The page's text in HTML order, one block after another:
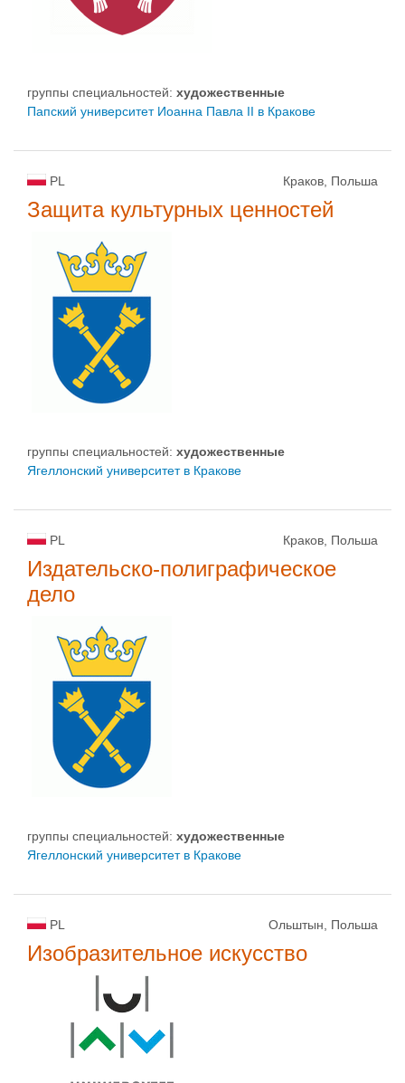
группы специальностей: художественные
Папский университет Иоанна Павла II в Кракове
PL Краков, Польша
Защита культурных ценностей
группы специальностей: художественные
Ягеллонский университет в Кракове
PL Краков, Польша
Издательско-полиграфическое
дело
группы специальностей: художественные
Ягеллонский университет в Кракове
PL Ольштын, Польша
Изобразительное искусство